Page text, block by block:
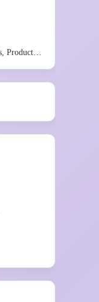
AI Video Generator for Ads, Products &amp; Social